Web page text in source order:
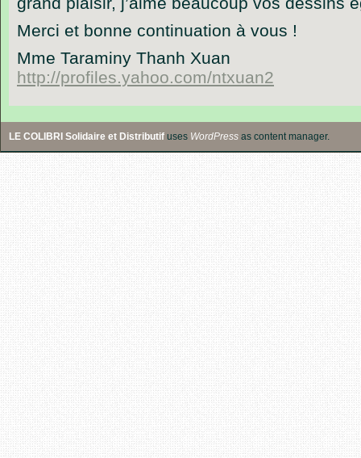
Merci et bonne continuation à vous !
Mme Taraminy Thanh Xuan
http://profiles.yahoo.com/ntxuan2
LE COLIBRI Solidaire et Distributif uses WordPress as content manager.